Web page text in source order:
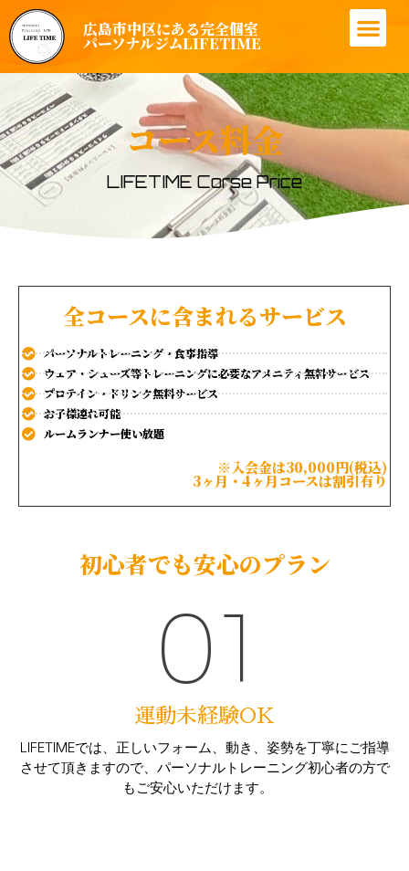
広島市中区にある完全個室
パーソナルジムLIFETIME
コース料金
LIFETIME Corse Price
全コースに含まれるサービス
パーソナルトレーニング・食事指導
ウェア・シューズ等トレーニングに必要なアメニティ無料サービス
プロテイン・ドリンク無料サービス
お子様連れ可能
ルームランナー使い放題
※入会金は30,000円(税込)
3ヶ月・4ヶ月コースは割引有り
初心者でも安心のプラン
01
運動未経験OK
LIFETIMEでは、正しいフォーム、動き、姿勢を丁寧にご指導
させて頂きますので、パーソナルトレーニング初心者の方で
もご安心いただけます。